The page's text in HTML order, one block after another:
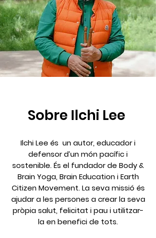
Sobre Ilchi Lee
Ilchi Lee és un autor, educador i
defensor d’un món pacífic i
sostenible. És el fundador de Body &
Brain Yoga, Brain Education i Earth
Citizen Movement. La seva missió és
ajudar a les persones a crear la seva
pròpia salut, felicitat i pau i utilitzar-
la en benefici de tots.